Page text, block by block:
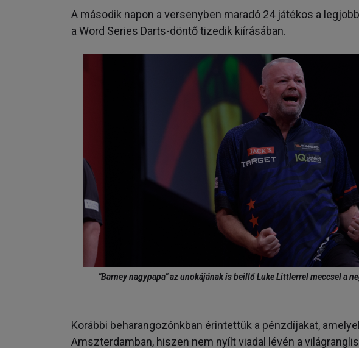
A második napon a versenyben maradó 24 játékos a
a Word Series Darts-döntő tizedik kiírásában.
"Barney nagypapa" az unokájának is beillő Luke Littlerrel meccsel a
Korábbi beharangozónkban érintettük a pénzdíjakat,
Amszterdamban, hiszen nem nyílt viadal lévén a